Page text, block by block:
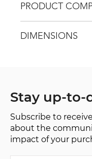
PRODUCT
DIMENSIONS
Stay up-to-
Subscribe to
about the
impact of your